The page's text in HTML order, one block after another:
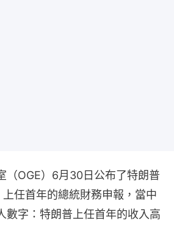
（OGE）6月30日公布了特朗普
上任首年的總統財務申報，當中
數字：特朗普上任首年的收入高